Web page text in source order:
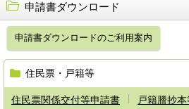
申請書ダウンロード
申請書ダウンロードのご利用案内
住民票・戸籍等
住民票関係交付等申請書 戸籍謄抄